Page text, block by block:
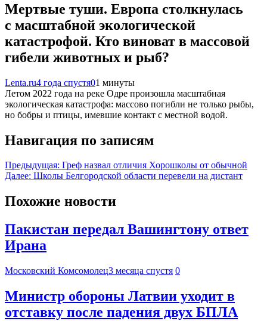
Мертвые туши. Европа столкнулась
с масштабной экологической
катастрофой. Кто виноват в массовой
гибели животных и рыб?
Lenta.ru4 года спустя01 минуты
Летом 2022 года на реке Одре произошла масштабная
экологическая катастрофа: массово погибли не только рыбы,
но бобры и птицы, имевшие контакт с местной водой.
Навигация по записям
Предыдущая: Греф назвал отличия Хорошколы от обычной
Далее: Школы Белгородской области перевели на дистант
Похожие новости
Пакистан передал Вашингтону ответ
Ирана
Московский Комсомолец3 месяца спустя 0
Министр обороны Латвии уходит в
отставку после падения двух БПЛА